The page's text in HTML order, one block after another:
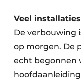
Veel installaties
De verbouwing
op morgen. De
echt begonnen